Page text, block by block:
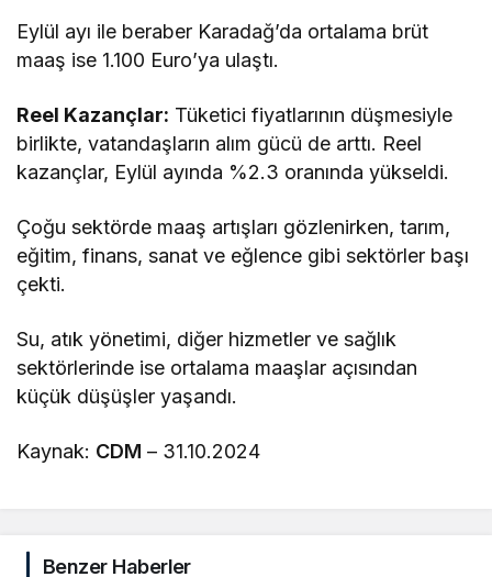
Eylül ayı ile beraber Karadağ’da ortalama brüt
maaş ise 1.100 Euro’ya ulaştı.
Reel Kazançlar: Tüketici fiyatlarının düşmesiyle
birlikte, vatandaşların alım gücü de arttı. Reel
kazançlar, Eylül ayında %2.3 oranında yükseldi.
Çoğu sektörde maaş artışları gözlenirken, tarım,
eğitim, finans, sanat ve eğlence gibi sektörler başı
çekti.
Su, atık yönetimi, diğer hizmetler ve sağlık
sektörlerinde ise ortalama maaşlar açısından
küçük düşüşler yaşandı.
Kaynak: CDM – 31.10.2024
Benzer Haberler